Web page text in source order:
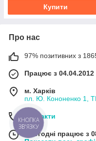
Купити
Про нас
97% позитивних з 1865
Працює з 04.04.2012
м. Харків
пл. Ю. Кононенко 1,
Контакти
Сьогодні працює з
КНОПКА
ЗВ'ЯЗКУ